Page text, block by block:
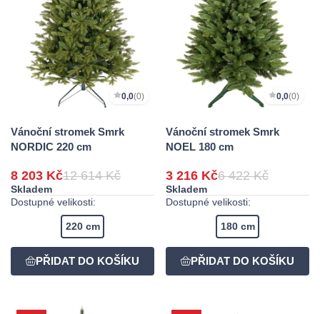
0,0(0)
Vánoční stromek Smrk
NORDIC 220 cm
8 203 Kč12 614 Kč
Skladem
Dostupné velikosti:
220 cm
0,0(0)
Vánoční stromek Smrk
NOEL 180 cm
3 216 Kč6 422 Kč
Skladem
Dostupné velikosti:
180 cm